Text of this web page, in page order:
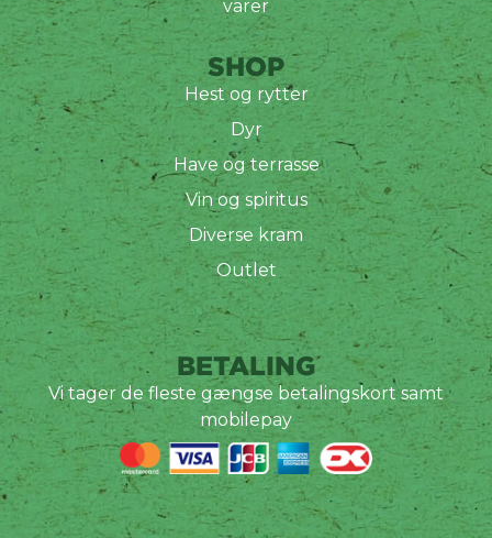
varer
SHOP
Hest og rytter
Dyr
Have og terrasse
Vin og spiritus
Diverse kram
Outlet
BETALING
Vi tager de fleste gængse betalingskort samt
mobilepay